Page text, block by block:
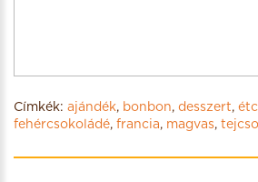
Címkék: ajándék, bonbon, desszert,
fehércsokoládé, francia, magvas,